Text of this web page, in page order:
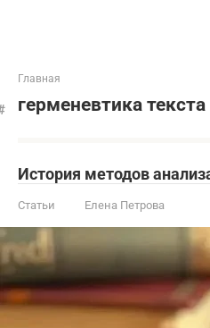
Главная
герменевтика текста
История методов
Статьи Елена Петрова